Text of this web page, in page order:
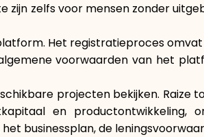
zijn zelfs voor mensen zonder
Het registratieproces
voorwaarden van het
projecten bekijken. Raize
en productontwikkeling,
businessplan, de